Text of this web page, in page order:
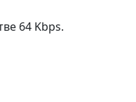
64 Kbps.